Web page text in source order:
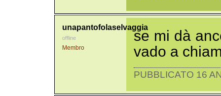
unapantofolaselvaggia
offline
Membro
se mi dà
vado a
PUBBLICATO 16